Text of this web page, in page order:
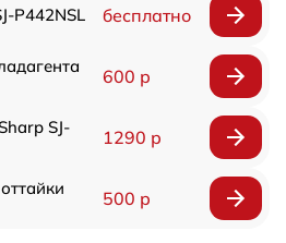
P442NSL бесплатно
600 р
SJ-
1290 р
500 р